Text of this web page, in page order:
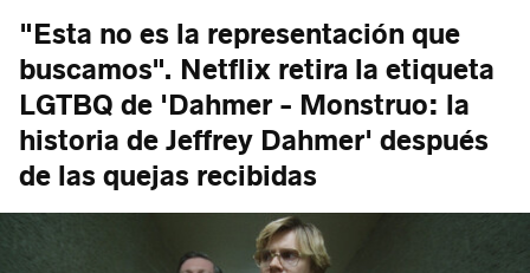
"Esta no es la representación que
buscamos". Netflix retira la etiqueta
LGTBQ de 'Dahmer - Monstruo: la
historia de Jeffrey Dahmer' después
de las quejas recibidas